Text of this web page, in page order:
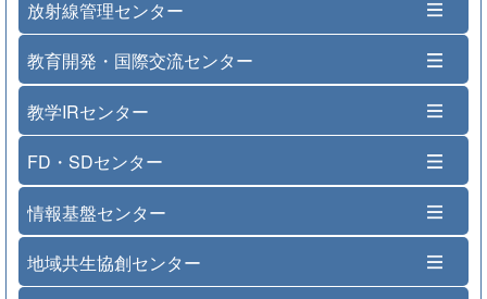
放射線管理センター
教育開発・国際交流センター
教学IRセンター
FD・SDセンター
情報基盤センター
地域共生協創センター